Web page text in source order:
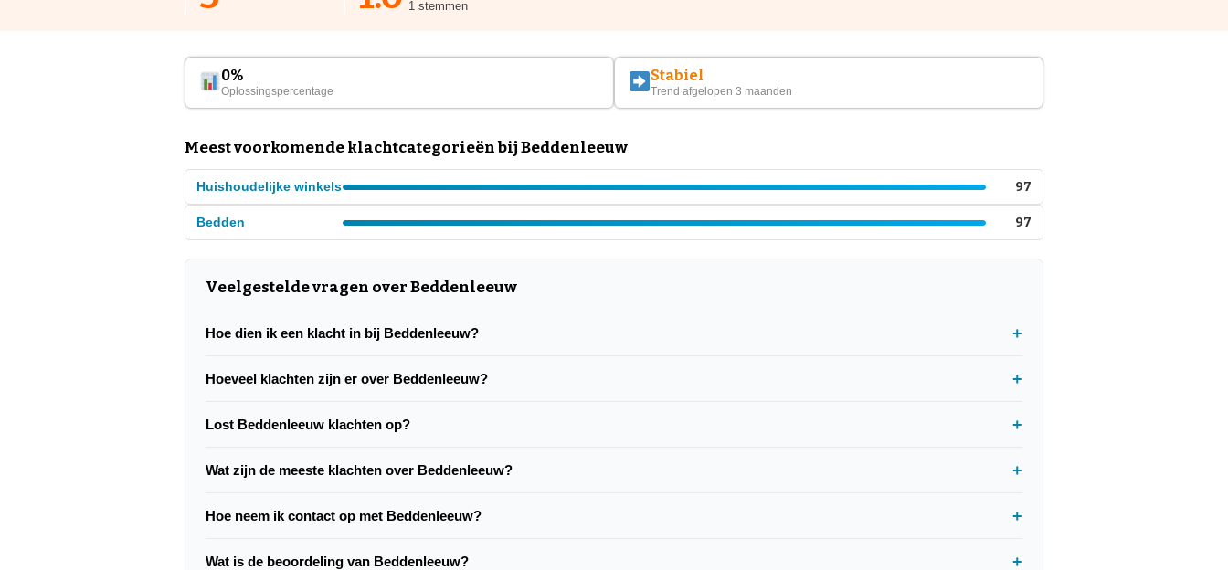
1 stemmen
0%
Oplossingspercentage
Stabiel
Trend afgelopen 3 maanden
Meest voorkomende klachtcategorieën bij Beddenleeuw
Huishoudelijke winkels 97
Bedden 97
Veelgestelde vragen over Beddenleeuw
Hoe dien ik een klacht in bij Beddenleeuw?
Hoeveel klachten zijn er over Beddenleeuw?
Lost Beddenleeuw klachten op?
Wat zijn de meeste klachten over Beddenleeuw?
Hoe neem ik contact op met Beddenleeuw?
Wat is de beoordeling van Beddenleeuw?